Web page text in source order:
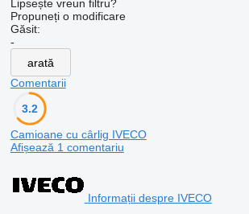
Lipsește vreun filtru?
Propuneți o modificare
Găsit:
-
arată
Comentarii
3.2
Camioane cu cârlig IVECO
Afișează 1 comentariu
Informații despre IVECO